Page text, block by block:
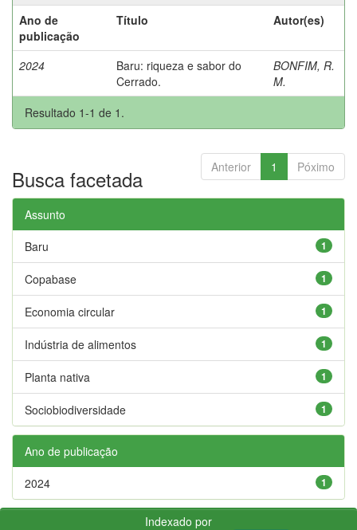
Ano de
publicação
Título Autor(es)
2024
Baru: riqueza e sabor do
Cerrado.
BONFIM, R.
M.
Resultado 1-1 de 1.
Anterior 1 Póximo
Busca facetada
Assunto
1
Baru
1
Copabase
1
Economia circular
1
Indústria de alimentos
1
Planta nativa
1
Sociobiodiversidade
Ano de publicação
1
2024
Indexado por